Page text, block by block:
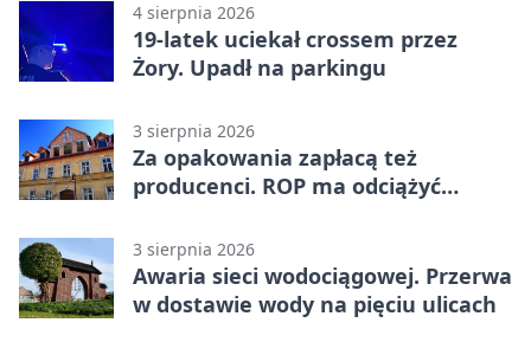
4 sierpnia 2026
19-latek uciekał crossem przez
Żory. Upadł na parkingu
3 sierpnia 2026
Za opakowania zapłacą też
producenci. ROP ma odciążyć
3 sierpnia 2026
Awaria sieci wodociągowej. Przerwa
w dostawie wody na pięciu ulicach